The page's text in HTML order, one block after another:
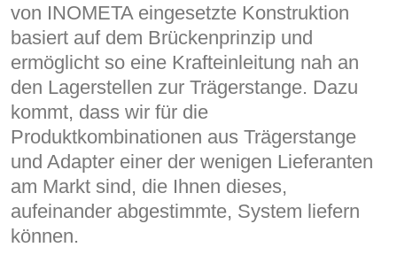
von INOMETA eingesetzte Konstruktion
basiert auf dem Brückenprinzip und
ermöglicht so eine Krafteinleitung nah an
den Lagerstellen zur Trägerstange. Dazu
kommt, dass wir für die
Produktkombinationen aus Trägerstange
und Adapter einer der wenigen Lieferanten
am Markt sind, die Ihnen dieses,
aufeinander abgestimmte, System liefern
können.